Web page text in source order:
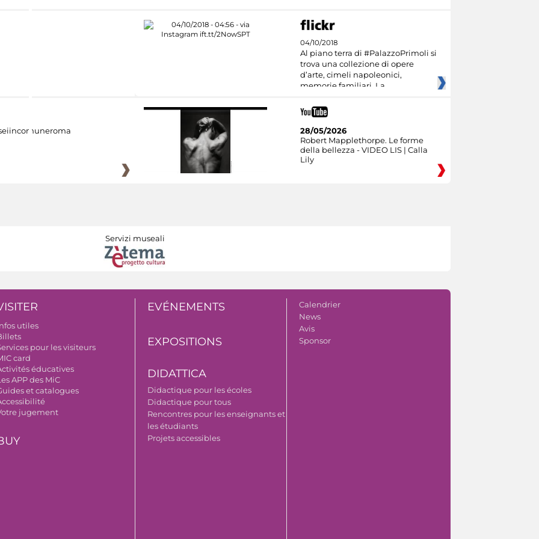
04/10/2018
Al piano terra di #PalazzoPrimoli si
trova una collezione di opere
d’arte, cimeli napoleonici,
memorie familiari. La
28/05/2026
Robert Mapplethorpe. Le forme
della bellezza - VIDEO LIS | Calla
Lily
Servizi museali
utiles
pour les visiteurs
card
éducatives
APP des MiC
et catalogues
jugement
EVÉNEMENTS
EXPOSITIONS
DIDATTICA
Didactique pour les écoles
Didactique pour tous
Rencontres pour les enseignants et
les étudiants
Projets accessibles
Calendrier
News
Avis
Sponsor